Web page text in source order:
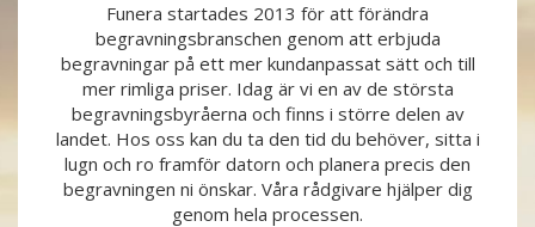
PRODUKTER & PRISER
OM BEGRAVNINGAR
JURIDIK
Funera startades 2013 för att förändra
begravningsbranschen genom att erbjuda
begravningar på ett mer kundanpassat sätt och till
mer rimliga priser. Idag är vi en av de största
begravningsbyråerna och finns i större delen av
landet. Hos oss kan du ta den tid du behöver, sitta i
lugn och ro framför datorn och planera precis den
begravningen ni önskar. Våra rådgivare hjälper dig
genom hela processen.